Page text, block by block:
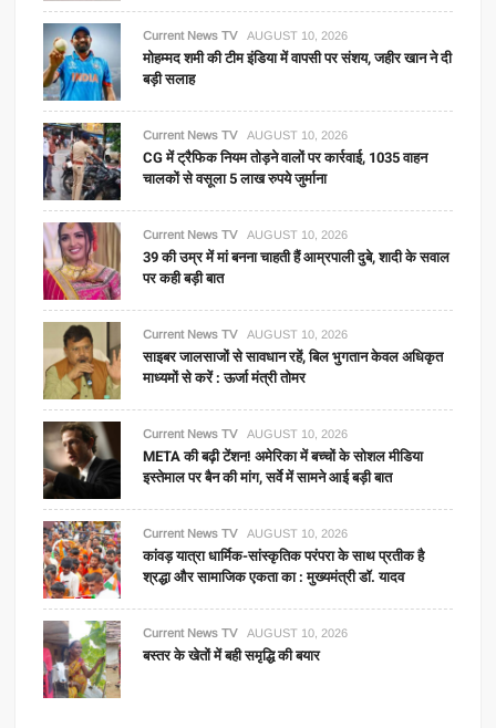
इस
कंपनी
ने
बढ़ाए
दाम
Current News TV AUGUST 10, 2026
मोहम्मद शमी की टीम इंडिया में वापसी पर संशय, जहीर खान ने दी
बड़ी सलाह
Current News TV AUGUST 10, 2026
CG में ट्रैफिक नियम तोड़ने वालों पर कार्रवाई, 1035 वाहन
चालकों से वसूला 5 लाख रुपये जुर्माना
Current News TV AUGUST 10, 2026
39 की उम्र में मां बनना चाहती हैं आम्रपाली दुबे, शादी के सवाल
पर कही बड़ी बात
Current News TV AUGUST 10, 2026
साइबर जालसाजों से सावधान रहें, बिल भुगतान केवल अधिकृत
माध्यमों से करें : ऊर्जा मंत्री तोमर
Current News TV AUGUST 10, 2026
META की बढ़ी टेंशन! अमेरिका में बच्चों के सोशल मीडिया
इस्तेमाल पर बैन की मांग, सर्वे में सामने आई बड़ी बात
Current News TV AUGUST 10, 2026
कांवड़ यात्रा धार्मिक-सांस्कृतिक परंपरा के साथ प्रतीक है
श्रद्धा और सामाजिक एकता का : मुख्यमंत्री डॉ. यादव
Current News TV AUGUST 10, 2026
बस्तर के खेतों में बही समृद्धि की बयार